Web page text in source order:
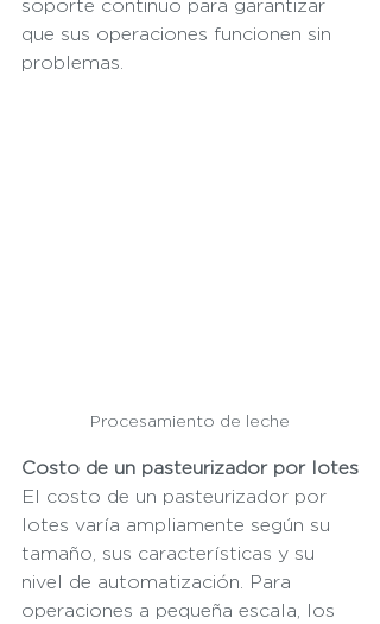
soporte continuo para garantizar
que sus operaciones funcionen sin
problemas.
Procesamiento de leche
Costo de un pasteurizador por lotes
El costo de un pasteurizador por
lotes varía ampliamente según su
tamaño, sus características y su
nivel de automatización. Para
operaciones a pequeña escala, los